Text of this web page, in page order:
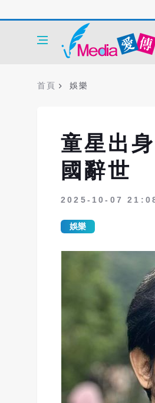
首頁 娛樂
童星出
國辭世
2025-10-07
娛樂